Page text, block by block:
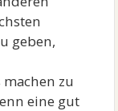
geben,
zu
eine gut